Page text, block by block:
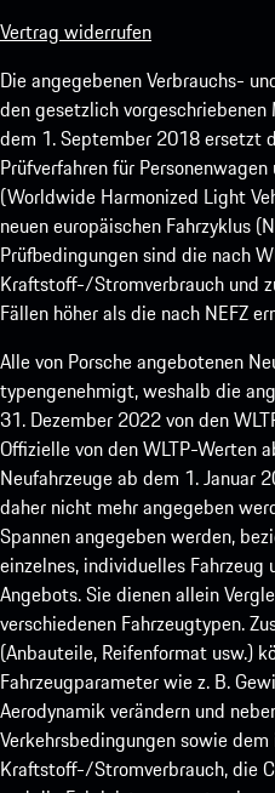
Vertrag widerrufen
Die angegebenen Verbrauchs-
den gesetzlich
dem 1. September 2018 ersetzt
Prüfverfahren für
(Worldwide Harmonized Light
neuen europäischen Fahrzyklus
Prüfbedingungen sind die nach
Kraftstoff-/Stromverbrauch und
Fällen höher als die nach NEFZ
Alle von Porsche angebotenen
typengenehmigt, weshalb die
31. Dezember 2022 von den
Offizielle von den WLTP-Werten
Neufahrzeuge ab dem 1. Januar
daher nicht mehr angegeben
Spannen angegeben werden,
einzelnes, individuelles
Angebots. Sie dienen allein
verschiedenen Fahrzeugtypen.
(Anbauteile, Reifenformat usw.)
Fahrzeugparameter wie z. B.
Aerodynamik verändern und
Verkehrsbedingungen sowie
Kraftstoff-/Stromverbrauch, die